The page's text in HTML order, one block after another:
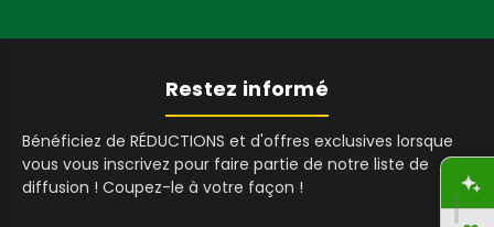
N
S
A
Restez informé
Bénéficiez de RÉDUCTIONS et d'offres exclusives lorsque
vous vous inscrivez pour faire partie de notre liste de
diffusion ! Coupez-le à votre façon !